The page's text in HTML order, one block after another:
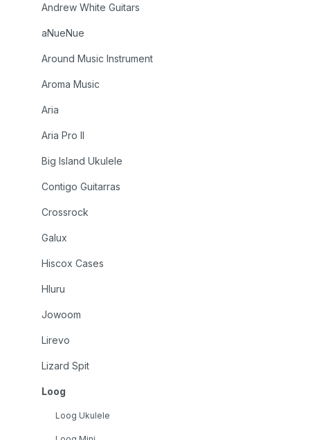
Andrew White Guitars
aNueNue
Around Music Instrument
Aroma Music
Aria
Aria Pro II
Big Island Ukulele
Contigo Guitarras
Crossrock
Galux
Hiscox Cases
Hluru
Jowoom
Lirevo
Lizard Spit
Loog
Loog Ukulele